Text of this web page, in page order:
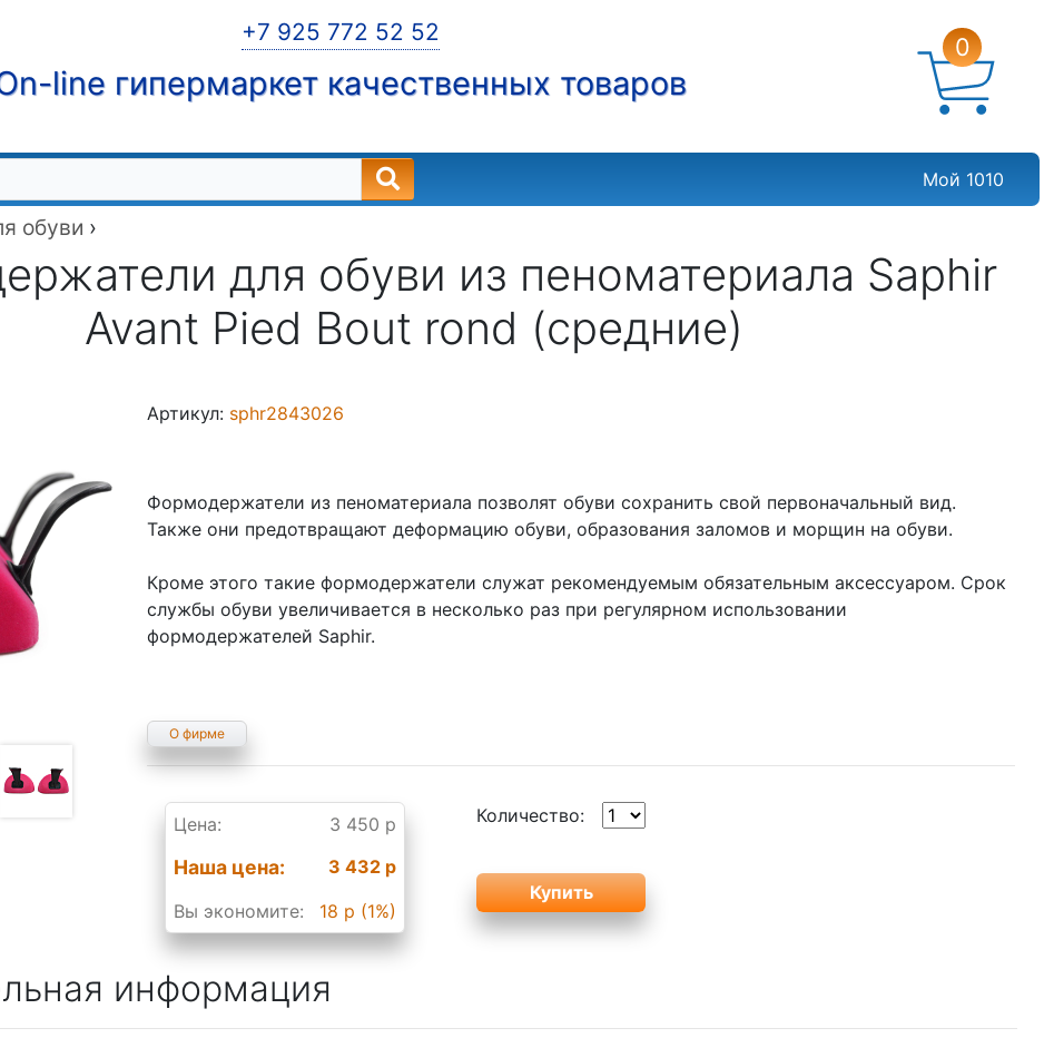
+7 925 772 52 52
line гипермаркет качественных товаров
0
Мой 1010
обуви ›
для обуви из пеноматериала Saphir
Avant Pied Bout rond (средние)
Артикул: sphr2843026
Формодержатели из пеноматериала позволят обуви сохранить свой первоначальный вид.
Также они предотвращают деформацию обуви, образования заломов и морщин на обуви.
Кроме этого такие формодержатели служат рекомендуемым обязательным аксессуаром. Срок
службы обуви увеличивается в несколько раз при регулярном использовании
формодержателей Saphir.
О фирме
Цена: 3 450 р
Наша цена:
3 432 р
Вы экономите:
18 р (1%)
Количество:
информация